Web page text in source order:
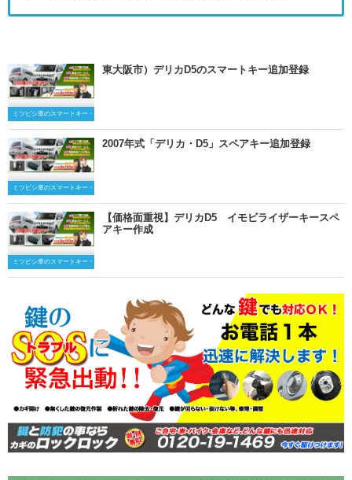
ミツビシ車のスマートキー・キーレスキー
東大阪市）デリカD5のスマートキー追加登録
ミツビシ車のスマートキー・キーレスキー
2007年式「デリカ・D5」スペアキー追加登録
ミツビシ車のスマートキー・キーレスキー
【価格面重視】デリカD5 イモビライザーキースペ
アキー作成